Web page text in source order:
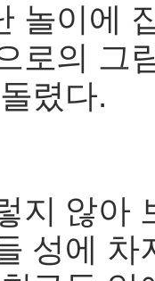
놀이에
로의 그
렸다.
지 않아
성에 차